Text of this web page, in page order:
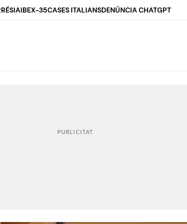
IAIBEX-35CASES ITALIANSDENÚNCIA CHATGPT